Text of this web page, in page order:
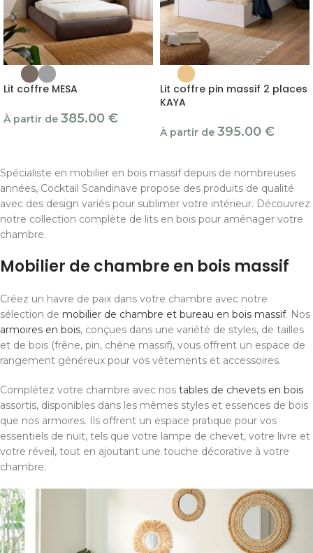
Lit coffre MESA
À partir de 385.00 €
Lit coffre pin massif 2 places
KAYA
À partir de 395.00 €
Spécialiste en mobilier en bois massif depuis de nombreuses
années, Cocktail Scandinave propose des produits de qualité
avec des design variés pour sublimer votre intérieur. Découvrez
notre collection complète de lits en bois pour aménager votre
chambre.
Mobilier de chambre en bois massif
Créez un havre de paix dans votre chambre avec notre
sélection de mobilier de chambre et bureau en bois massif. Nos
armoires en bois, conçues dans une variété de styles, de tailles
et de bois (frêne, pin, chêne massif), vous offrent un espace de
rangement généreux pour vos vêtements et accessoires.
Complétez votre chambre avec nos tables de chevets en bois
assortis, disponibles dans les mêmes styles et essences de bois
que nos armoires. Ils offrent un espace pratique pour vos
essentiels de nuit, tels que votre lampe de chevet, votre livre et
votre réveil, tout en ajoutant une touche décorative à votre
chambre.